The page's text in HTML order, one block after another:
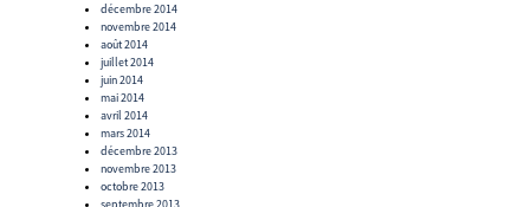
décembre 2014
novembre 2014
août 2014
juillet 2014
juin 2014
mai 2014
avril 2014
mars 2014
décembre 2013
novembre 2013
octobre 2013